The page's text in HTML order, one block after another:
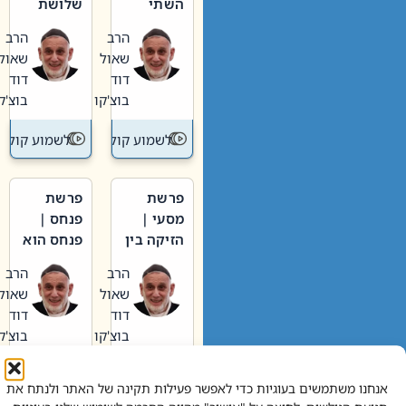
אנחנו משתמשים בעוגיות כדי לאפשר פעילות תקינה של האתר ולנתח את
וערב של
חיינו
הרב
שאול
דוד
בוצ'קו
לשמוע קול תורה – מדרש
האבות
הרב
שאול
דוד
בוצ'קו
לשמוע קול
פרשת
מסעי |
הזיקה בין
הגדול לעם הרב
שאול
דוד
בוצ'קו
לשמוע קול תורה – מדרש
פרשת
פנחס |
פנחס הוא
אליהו: בין
קנאות
הורסת
לקנאות
בונה
הרב
שאול
דוד
בוצ'קו
לשמוע קול